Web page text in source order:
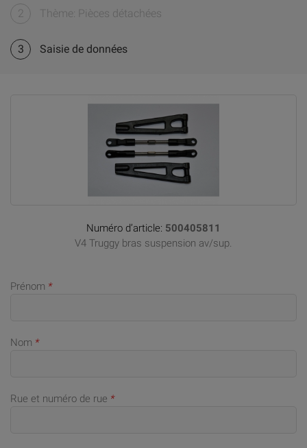
2 Thème: Pièces détachées
3 Saisie de données
Numéro d’article: 500405811
V4 Truggy bras suspension av/sup.
Prénom *
Nom *
Rue et numéro de rue *